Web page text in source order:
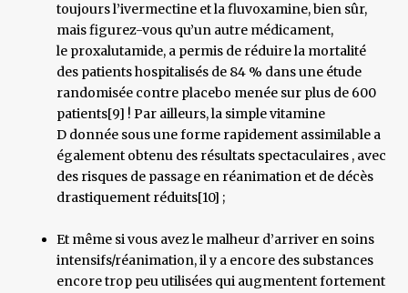
toujours l’ivermectine et la fluvoxamine, bien sûr,
mais figurez-vous qu’un autre médicament,
le proxalutamide, a permis de réduire la mortalité
des patients hospitalisés de 84 % dans une étude
randomisée contre placebo menée sur plus de 600
patients[9] ! Par ailleurs, la simple vitamine
D donnée sous une forme rapidement assimilable a
également obtenu des résultats spectaculaires , avec
des risques de passage en réanimation et de décès
drastiquement réduits[10] ;
Et même si vous avez le malheur d’arriver en soins
intensifs/réanimation, il y a encore des substances
encore trop peu utilisées qui augmentent fortement